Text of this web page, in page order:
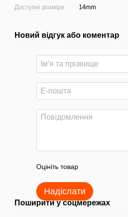
Доступні розміри 14mm
Новий відгук або коментар
Оцініть товар
Надіслати
Поширити у соцмережах